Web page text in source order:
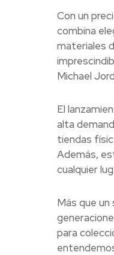
Con un
combina
materiales
Michael
El
alta
tiendas
Además,
cualquier
Más que
para